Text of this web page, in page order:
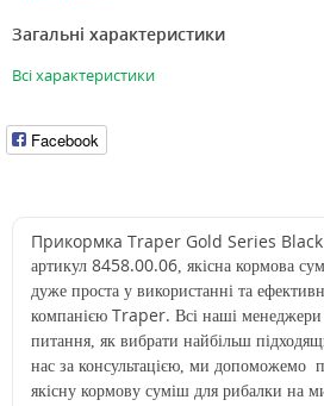
Загальні характеристики
Всі характеристики
Facebook
Прикормка Traper Gold Series
артикул 8458.00.06, якісна кормова
дуже проста у використанні та
компанією Traper. Всі наші
питання, як вибрати найбільш
нас за консультацією, ми допоможемо
якісну кормову суміш для рибалки на